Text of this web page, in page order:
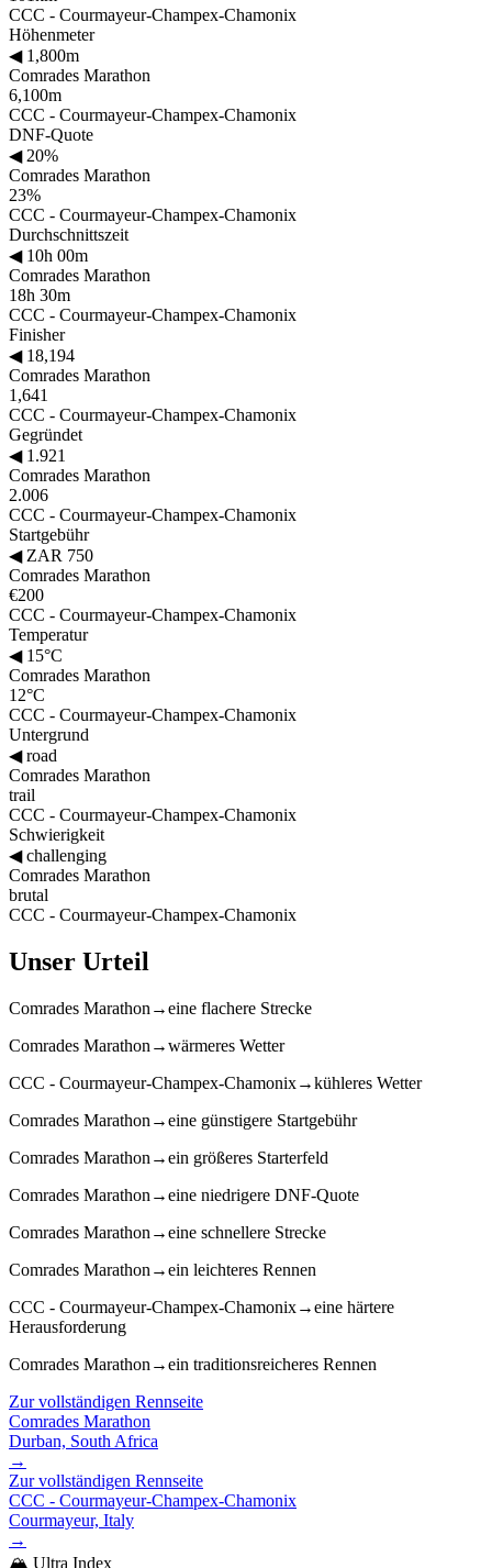
CCC - Courmayeur-Champex-Chamonix
Höhenmeter
◀1,800m
Comrades Marathon
6,100m
CCC - Courmayeur-Champex-Chamonix
DNF-Quote
◀20%
Comrades Marathon
23%
CCC - Courmayeur-Champex-Chamonix
Durchschnittszeit
◀10h 00m
Comrades Marathon
18h 30m
CCC - Courmayeur-Champex-Chamonix
Finisher
◀18,194
Comrades Marathon
1,641
CCC - Courmayeur-Champex-Chamonix
Gegründet
◀1.921
Comrades Marathon
2.006
CCC - Courmayeur-Champex-Chamonix
Startgebühr
◀ZAR 750
Comrades Marathon
€200
CCC - Courmayeur-Champex-Chamonix
Temperatur
◀15°C
Comrades Marathon
12°C
CCC - Courmayeur-Champex-Chamonix
Untergrund
◀road
Comrades Marathon
trail
CCC - Courmayeur-Champex-Chamonix
Schwierigkeit
◀challenging
Comrades Marathon
brutal
CCC - Courmayeur-Champex-Chamonix
Unser Urteil
Comrades Marathon →eine flachere Strecke
Comrades Marathon →wärmeres Wetter
CCC - Courmayeur-Champex-Chamonix→kühleres Wetter
Comrades Marathon →eine günstigere Startgebühr
Comrades Marathon →ein größeres Starterfeld
Comrades Marathon →eine niedrigere DNF-Quote
Comrades Marathon →eine schnellere Strecke
Comrades Marathon →ein leichteres Rennen
CCC - Courmayeur-Champex-Chamonix→eine härtere
Herausforderung
Comrades Marathon →ein traditionsreicheres Rennen
Zur vollständigen Rennseite
Comrades Marathon
Durban, South Africa
→
Zur vollständigen Rennseite
CCC - Courmayeur-Champex-Chamonix
Courmayeur, Italy
→
🏔️ Ultra Index